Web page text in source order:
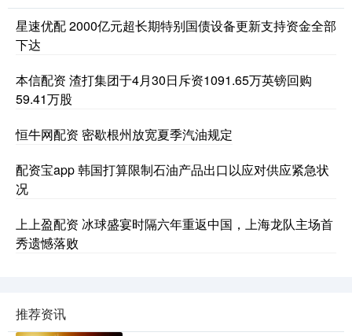
星速优配 2000亿元超长期特别国债设备更新支持资金全部
下达
本信配资 渣打集团于4月30日斥资1091.65万英镑回购
59.41万股
恒牛网配资 密歇根州放宽夏季汽油规定
配资宝app 韩国打算限制石油产品出口以应对供应紧急状
况
上上盈配资 冰球盛宴时隔六年重返中国，上海龙队主场首
秀遗憾落败
推荐资讯